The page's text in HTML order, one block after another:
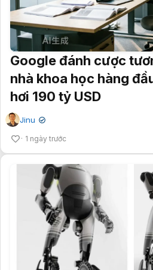
Google đánh cược
nhà khoa học hàng
hơi 190 tỷ USD
Jinu ✔
1 ngày trước